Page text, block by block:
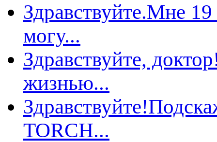
Здравствуйте.Мне
могу...
Здравствуйте,
жизнью...
TORCH...